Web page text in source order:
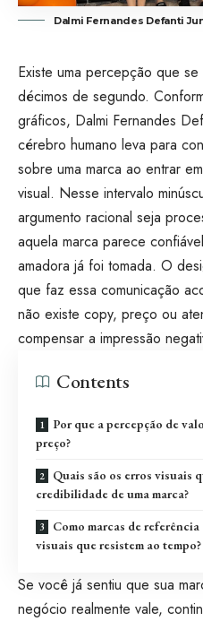
Dalmi Fernandes Defanti
Existe uma percepção que
décimos de segundo.
gráficos, Dalmi Fernandes
cérebro humano leva para
sobre uma marca ao entrar
visual. Nesse intervalo
argumento racional seja
aquela marca parece
amadora já foi tomada. O
que faz essa comunicação
não existe copy, preço ou
compensar a impressão
Contents
Por que a percepção de
preço?
Quais são os erros visuais
credibilidade de uma marca?
Como marcas de
visuais que resistem ao tempo?
Se você já sentiu que sua
negócio realmente vale,